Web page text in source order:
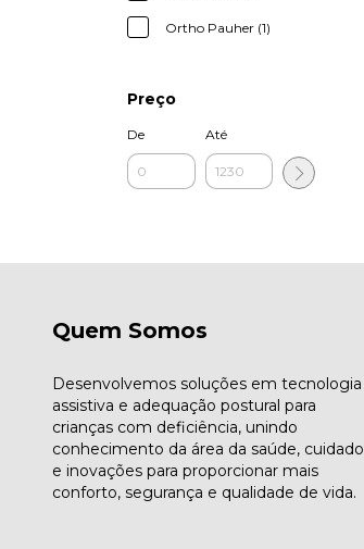
Ortho Pauher (1)
Preço
De Até
Quem Somos
Desenvolvemos soluções em tecnologia
assistiva e adequação postural para
crianças com deficiência, unindo
conhecimento da área da saúde, cuidado
e inovações para proporcionar mais
conforto, segurança e qualidade de vida.